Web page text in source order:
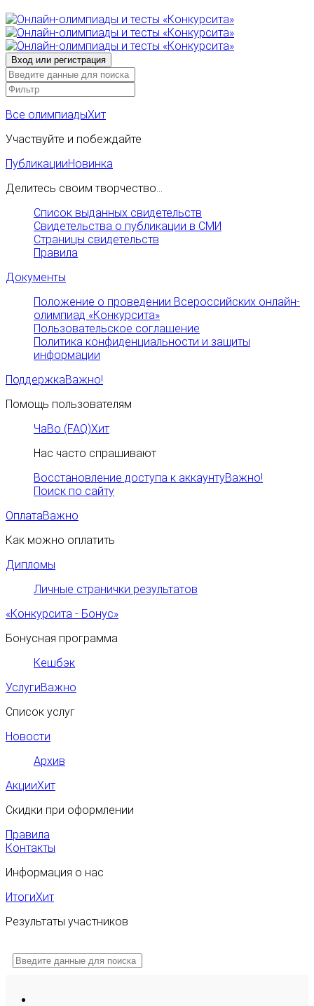
Все олимпиадыХит
Участвуйте и побеждайте
ПубликацииНовинка
Делитесь своим творчество...
Список выданных свидетельств
Свидетельства о публикации в СМИ
Страницы свидетельств
Правила
Документы
Положение о проведении Всероссийских онлайн-
олимпиад «Конкурсита»
Пользовательское соглашение
Политика конфиденциальности и защиты
информации
ПоддержкаВажно!
Помощь пользователям
ЧаВо (FAQ)Хит
Нас часто спрашивают
Восстановление доступа к аккаунтуВажно!
Поиск по сайту
ОплатаВажно
Как можно оплатить
Дипломы
Личные странички результатов
«Конкурсита - Бонус»
Бонусная программа
Кешбэк
УслугиВажно
Список услуг
Новости
Архив
АкцииХит
Скидки при оформлении
Правила
Контакты
Информация о нас
ИтогиХит
Результаты участников